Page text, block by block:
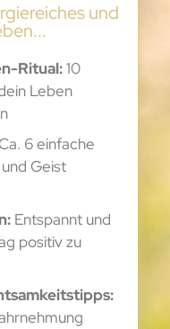
und
Ritual:10
Leben
6 einfache
Geist
Entspannt und
positiv zu